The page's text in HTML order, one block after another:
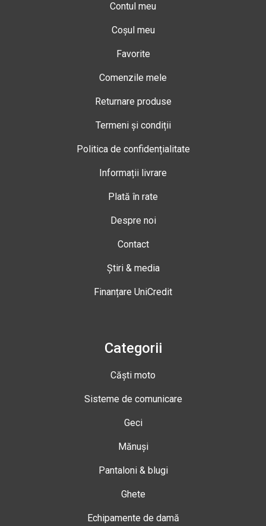
Contul meu
Coșul meu
Favorite
Comenzile mele
Returnare produse
Termeni și condiții
Politica de confidențialitate
Informații livrare
Plată în rate
Despre noi
Contact
Știri & media
Finanțare UniCredit
Categorii
Căști moto
Sisteme de comunicare
Geci
Mănuși
Pantaloni & blugi
Ghete
Echipamente de damă